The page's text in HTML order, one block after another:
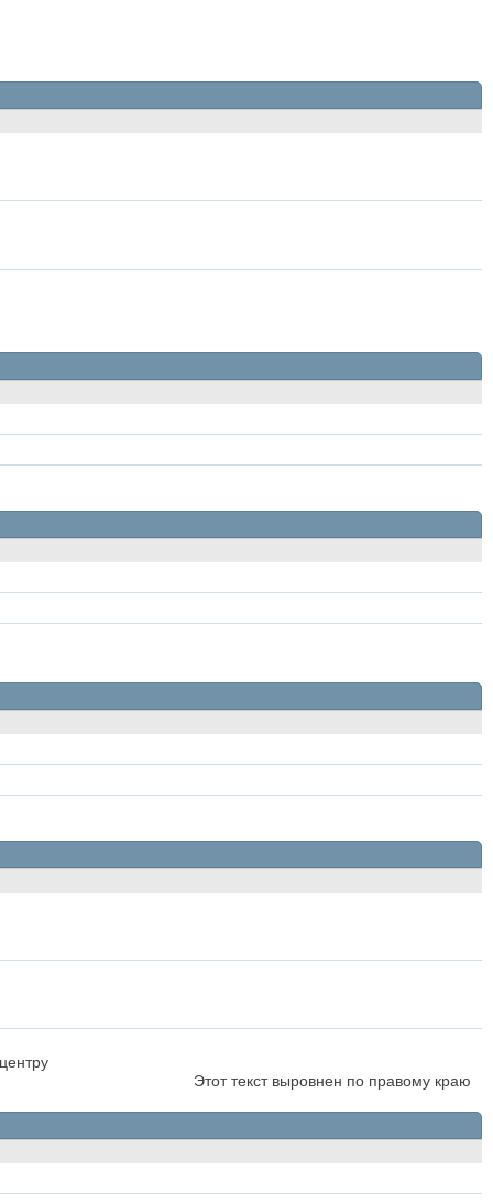
Этот текст выровнен по правому краю